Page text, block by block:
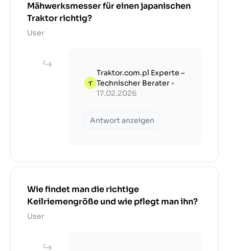
Mähwerksmesser für einen japanischen
Traktor richtig?
User
Traktor.com.pl Experte –
Technischer Berater •
17.02.2026
Antwort anzeigen
Wie findet man die richtige
Keilriemengröße und wie pflegt man ihn?
User